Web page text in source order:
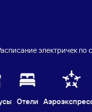
электричек по
Отели